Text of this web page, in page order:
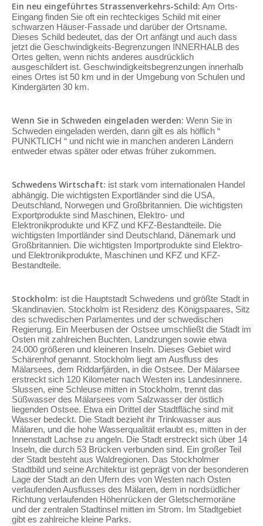
Ein neu eingeführtes Strassenverkehrs-Schild: Am Orts-
Eingang finden Sie oft ein rechteckiges Schild mit einer
schwarzen Häuser-Fassade und darüber der Ortsname.
Dieses Schild bedeutet, das der Ort anfängt und auch dass
jetzt die Geschwindigkeits-Begrenzungen INNERHALB des
Ortes gelten, wenn nichts anderes ausdrücklich
ausgeschildert ist. Geschwindigkeitsbegrenzungen innerhalb
eines Ortes ist 50 km und in der Umgebung von Schulen und
Kindergärten 30 km.
Wenn Sie in Schweden eingeladen werden: Wenn Sie in
Schweden eingeladen werden, dann gilt es als höflich “
PUNKTLICH “ und nicht wie in manchen anderen Ländern
entweder etwas später oder etwas früher zukommen.
Schwedens Wirtschaft: ist stark vom internationalen Handel
abhängig. Die wichtigsten Exportländer sind die USA,
Deutschland, Norwegen und Großbritannien. Die wichtigsten
Exportprodukte sind Maschinen, Elektro- und
Elektronikprodukte und KFZ und KFZ-Bestandteile. Die
wichtigsten Importländer sind Deutschland, Dänemark und
Großbritannien. Die wichtigsten Importprodukte sind Elektro-
und Elektronikprodukte, Maschinen und KFZ und KFZ-
Bestandteile.
Stockholm: ist die Hauptstadt Schwedens und größte Stadt in
Skandinavien. Stockholm ist Residenz des Königspaares, Sitz
des schwedischen Parlamentes und der schwedischen
Regierung. Ein Meerbusen der Ostsee umschließt die Stadt im
Osten mit zahlreichen Buchten, Landzungen sowie etwa
24.000 größeren und kleineren Inseln. Dieses Gebiet wird
Schärenhof genannt. Stockholm liegt am Ausfluss des
Mälarsees, dem Riddarfjärden, in die Ostsee. Der Mälarsee
erstreckt sich 120 Kilometer nach Westen ins Landesinnere.
Slussen, eine Schleuse mitten in Stockholm, trennt das
Süßwasser des Mälarsees vom Salzwasser der östlich
liegenden Ostsee. Etwa ein Drittel der Stadtfläche sind mit
Wasser bedeckt. Die Stadt bezieht ihr Trinkwasser aus
Mälaren, und die hohe Wasserqualität erlaubt es, mitten in der
Innenstadt Lachse zu angeln. Die Stadt erstreckt sich über 14
Inseln, die durch 53 Brücken verbunden sind. Ein großer Teil
der Stadt besteht aus Waldregionen. Das Stockholmer
Stadtbild und seine Architektur ist geprägt von der besonderen
Lage der Stadt an den Ufern des von Westen nach Osten
verlaufenden Ausflusses des Mälaren, dem in nordsüdlicher
Richtung verlaufenden Höhenrücken der Gletschermoräne
und der zentralen Stadtinsel mitten im Strom. Im Stadtgebiet
gibt es zahlreiche kleine Parks.